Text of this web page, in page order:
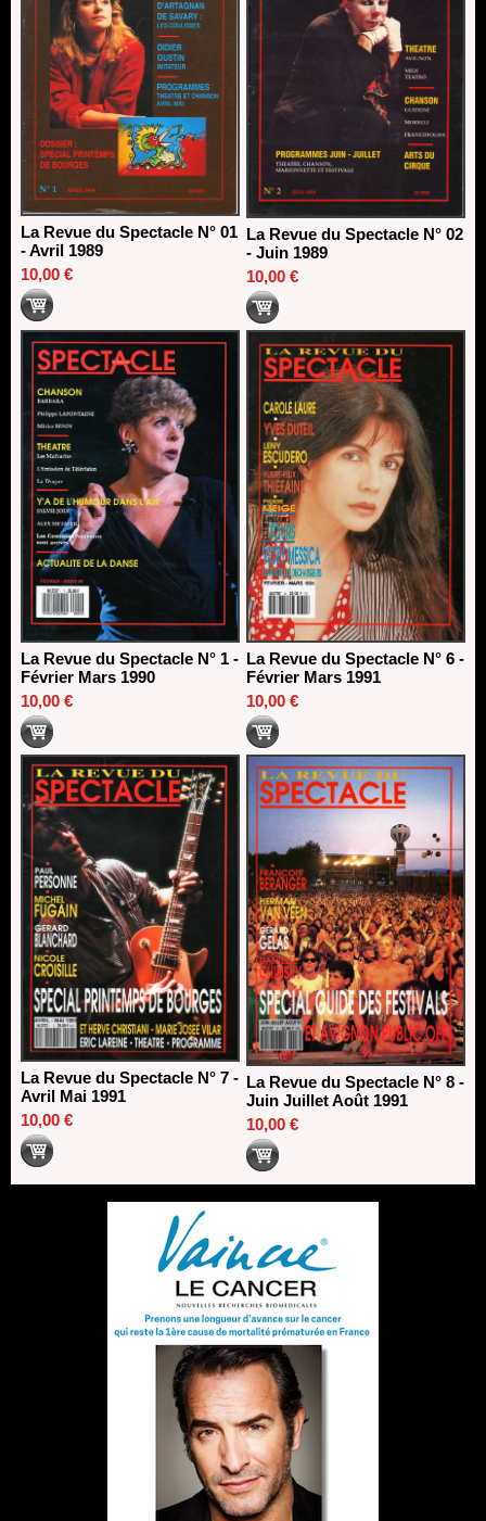
La Revue du Spectacle N° 01
- Avril 1989
10,00 €
La Revue du Spectacle N° 02
- Juin 1989
10,00 €
La Revue du Spectacle N° 1 -
Février Mars 1990
10,00 €
La Revue du Spectacle N° 6 -
Février Mars 1991
10,00 €
La Revue du Spectacle N° 7 -
Avril Mai 1991
10,00 €
La Revue du Spectacle N° 8 -
Juin Juillet Août 1991
10,00 €